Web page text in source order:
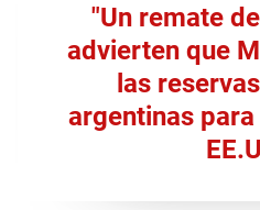
"Un remate
advierten que
las
argentinas